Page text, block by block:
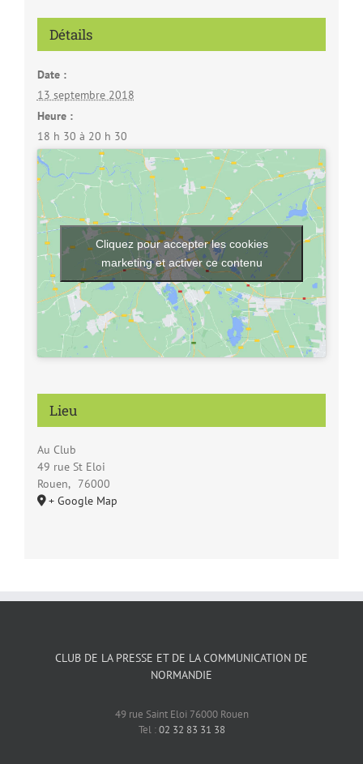
Détails
Date :
13 septembre 2018
Heure :
18 h 30 à 20 h 30
Lieu
Au Club
49 rue St Eloi
Rouen, 76000
+ Google Map
Cliquez pour accepter les cookies
marketing et activer ce contenu
CLUB DE LA PRESSE ET DE LA COMMUNICATION DE
NORMANDIE
49 rue Saint Eloi 76000 Rouen
Tel :02 32 83 31 38